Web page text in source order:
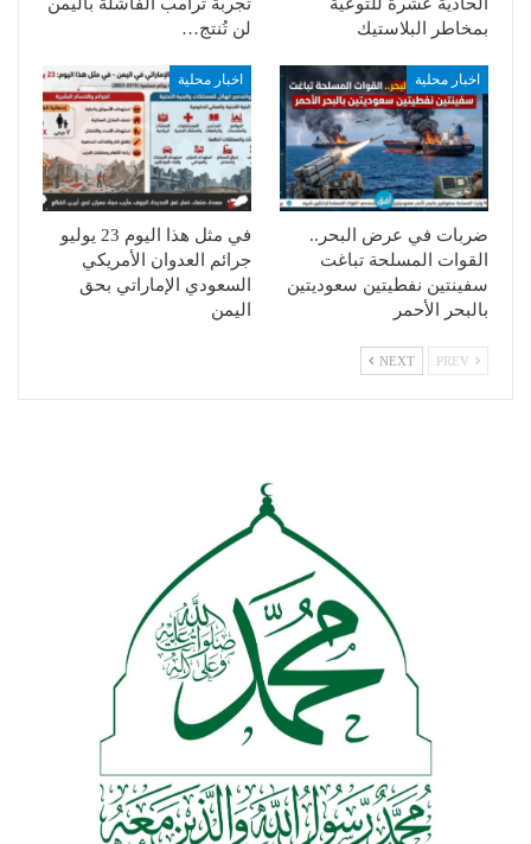
بمخاطر البلاستيك
لن تُنتج…
اخبار محلية
ضربات في عرض البحر..
القوات المسلحة تباغت
سفينتين نفطيتين سعوديتين
بالبحر الأحمر
اخبار محلية
في مثل هذا اليوم 23 يوليو
جرائم العدوان الأمريكي
السعودي الإماراتي بحق
اليمن
NEXT